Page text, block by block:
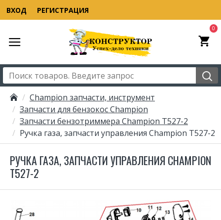
ВХОД РЕГИСТРАЦИЯ
0
Champion запчасти, инструмент
Запчасти для бензокос Champion
Запчасти бензотриммера Champion T527-2
Ручка газа, запчасти управления Champion T527-2
РУЧКА ГАЗА, ЗАПЧАСТИ УПРАВЛЕНИЯ CHAMPION
T527-2